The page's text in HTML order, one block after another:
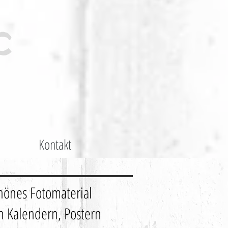
Kontakt
Fotomaterial
Kalendern, Postern